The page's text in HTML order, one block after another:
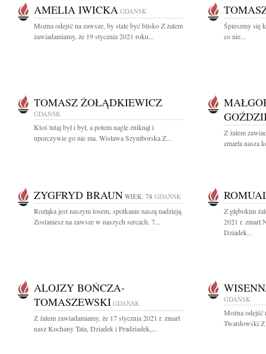
AMELIA IWICKA GDAŃSK
Można odejść na zawsze, by stale być blisko Z żalem
zawiadamiamy, że 19 stycznia 2021 roku...
Śpiesz­my się
co nie...
TOMASZ ŻOŁĄDKIEWICZ
GDAŃSK
Ktoś tutaj był i był, a potem nagle zniknął i
uporczywie go nie ma. Wisława Szymborska Z...
Z żalem
zmarła nasza
ZYGFRYD BRAUN WIEK: 78 GDAŃSK
Rozłąka jest naszym losem, spotkanie naszą nadzieją.
Zostaniesz na zawsze w naszych sercach. 7...
Z głębokim
2021 r. zmarł
Dziadek...
ALOJZY BOŃCZA-
TOMASZEWSKI GDAŃSK
Z żalem zawiadamiamy, że 17 stycznia 2021 r. zmarł
nasz Kochany Tata, Dziadek i Pradziadek,...
GDAŃSK
Można odejść
Twardowski Z